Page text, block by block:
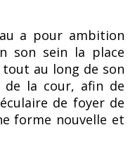
a pour ambition
son sein la place
au long de son
la cour, afin de
de foyer de
forme nouvelle et